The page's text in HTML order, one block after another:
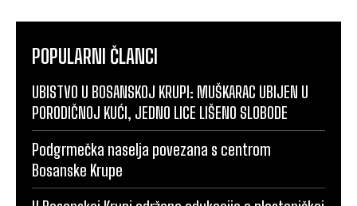
POPULARNI ČLANCI
UBISTVO U BOSANSKOJ KRUPI: MUŠKARAC UBIJEN U
PORODIČNOJ KUĆI, JEDNO LICE LIŠENO SLOBODE
Podgrmečka naselja povezana s centrom
Bosanske Krupe